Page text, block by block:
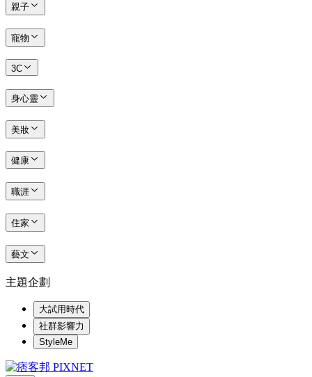
親子
寵物
3C
身心靈
美妝
健康
職涯
住家
藝文
主題企劃
大試用時代
社群影響力
StyleMe